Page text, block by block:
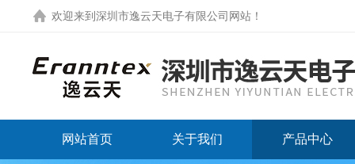
欢迎来到 深圳市逸云天电子有限公司网站 ！
网站首页 关于我们 产品中心